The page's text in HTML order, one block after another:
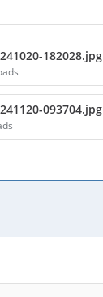
182028.jpg
093704.jpg